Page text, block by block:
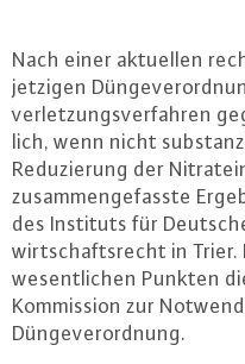
Nach einer aktuellen
jetzigen
ver­let­zungs­ver­fah­ren
lich, wenn nicht
Re­du­zie­rung der
zu­sam­men­ge­fass­te
des Instituts für
wirt­schafts­recht in Trier.
we­sent­li­chen Punkten
Kom­mis­si­on zur
Dün­ge­ver­ord­nung.